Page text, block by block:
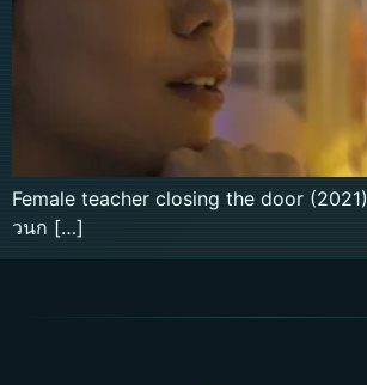
Female teacher closing the door
วนก […]